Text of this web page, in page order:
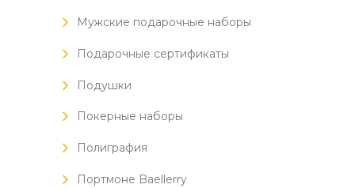
Мужские подарочные наборы
Подарочные сертификаты
Подушки
Покерные наборы
Полиграфия
Портмоне Baellerry